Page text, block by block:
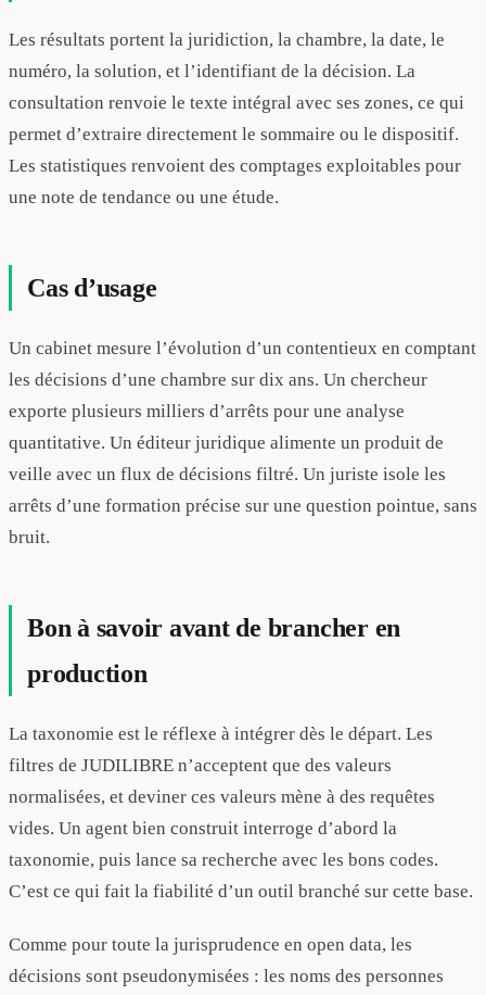
Les résultats portent la juridiction, la chambre, la date, le
numéro, la solution, et l’identifiant de la décision. La
consultation renvoie le texte intégral avec ses zones, ce qui
permet d’extraire directement le sommaire ou le dispositif.
Les statistiques renvoient des comptages exploitables pour
une note de tendance ou une étude.
Cas d’usage
Un cabinet mesure l’évolution d’un contentieux en comptant
les décisions d’une chambre sur dix ans. Un chercheur
exporte plusieurs milliers d’arrêts pour une analyse
quantitative. Un éditeur juridique alimente un produit de
veille avec un flux de décisions filtré. Un juriste isole les
arrêts d’une formation précise sur une question pointue, sans
bruit.
Bon à savoir avant de brancher en
production
La taxonomie est le réflexe à intégrer dès le départ. Les
filtres de JUDILIBRE n’acceptent que des valeurs
normalisées, et deviner ces valeurs mène à des requêtes
vides. Un agent bien construit interroge d’abord la
taxonomie, puis lance sa recherche avec les bons codes.
C’est ce qui fait la fiabilité d’un outil branché sur cette base.
Comme pour toute la jurisprudence en open data, les
décisions sont pseudonymisées : les noms des personnes